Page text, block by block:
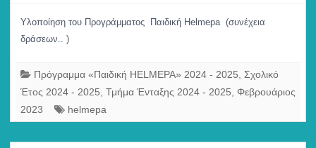
2024
Υλοποίηση
(3)
Υλοποίηση του Προγράμματος Παιδική Helmepa (συνέχεια
δράσεων.. )
Πρόγραμμα «Παιδική HELMEPA» 2024 - 2025
Σχολικό
Έτος 2024 - 2025 Τμήμα Ένταξης 2024 - 2025 Φεβρουάριος
2023
helmepa